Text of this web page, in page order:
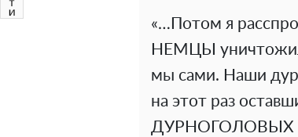
«…Потом я
НЕМЦЫ
мы сами. Наши
на этот раз
ДУРНОГОЛОВЫХ И